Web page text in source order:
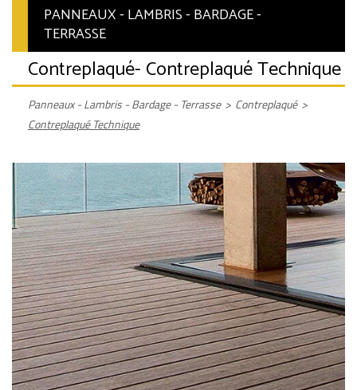
PANNEAUX - LAMBRIS - BARDAGE -
TERRASSE
Contreplaqué- Contreplaqué Technique
Panneaux - Lambris - Bardage - Terrasse > Contreplaqué >
Contreplaqué Technique